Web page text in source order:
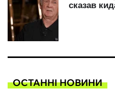
ОСТАННІ НОВИНИ